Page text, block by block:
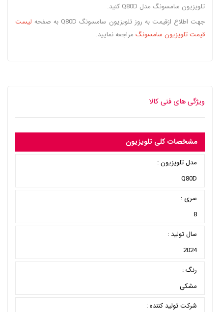
تلویزیون سامسونگ مدل Q80D کنید.
جهت اطلاع ازقیمت به روز تلویزیون سامسونگ Q80D به صفحه
لیست
قیمت تلویزیون سامسونگ مراجعه نمایید.
ویژگی های فنی کالا
مشخصات کلی تلویزیون
مدل تلویزیون :
Q80D
سری :
8
سال تولید :
2024
رنگ :
مشکی
شرکت تولید کننده :